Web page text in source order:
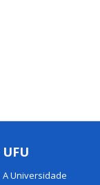
UFU
A Universidade